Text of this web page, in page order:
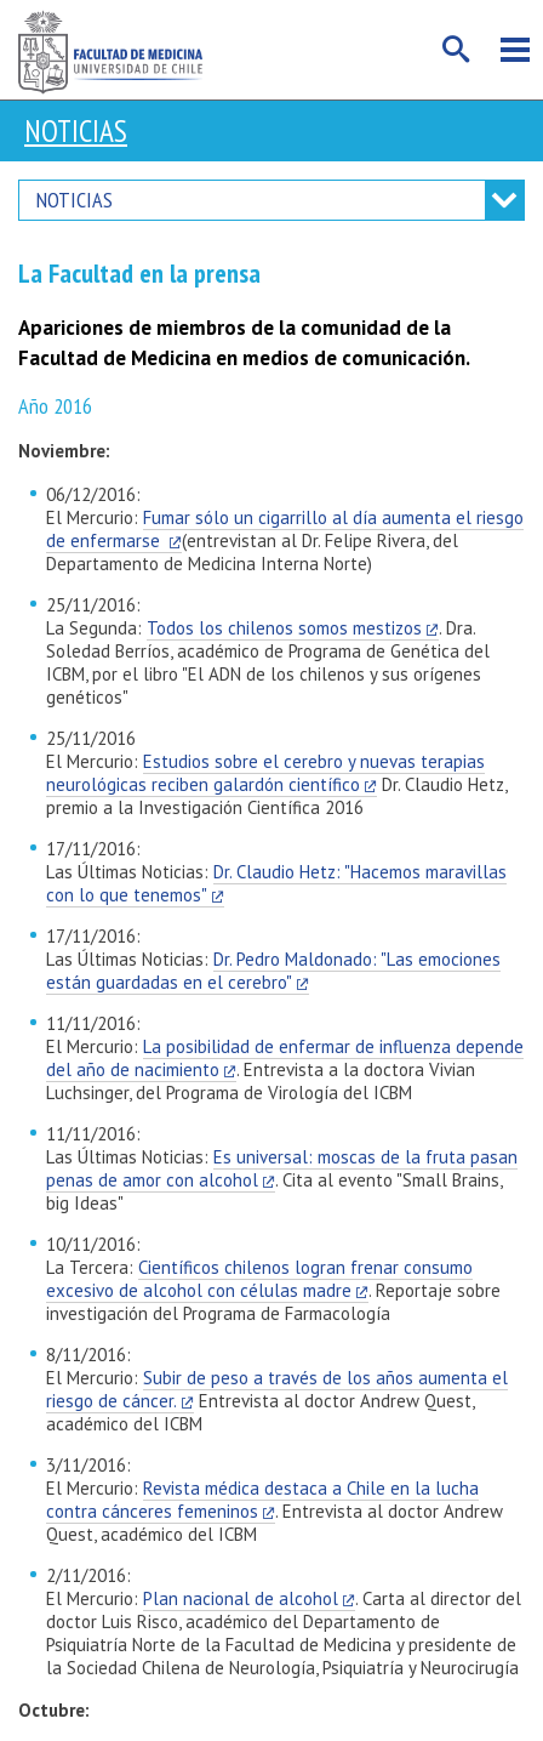
NOTICIAS
NOTICIAS
La Facultad en la prensa
Apariciones de miembros de la comunidad de la
Facultad de Medicina en medios de comunicación.
Año 2016
Noviembre:
06/12/2016:
El Mercurio: Fumar sólo un cigarrillo al día aumenta el riesgo
de enfermarse
(entrevistan al Dr. Felipe Rivera, del
Departamento de Medicina Interna Norte)
25/11/2016:
La Segunda: Todos los chilenos somos mestizos
. Dra.
Soledad Berríos, académico de Programa de Genética del
ICBM, por el libro "El ADN de los chilenos y sus orígenes
genéticos"
25/11/2016
El Mercurio: Estudios sobre el cerebro y nuevas terapias
neurológicas reciben galardón científico
Dr. Claudio Hetz,
premio a la Investigación Científica 2016
17/11/2016:
Las Últimas Noticias: Dr. Claudio Hetz: "Hacemos maravillas
con lo que tenemos"
17/11/2016:
Las Últimas Noticias: Dr. Pedro Maldonado: "Las emociones
están guardadas en el cerebro"
11/11/2016:
El Mercurio: La posibilidad de enfermar de influenza depende
del año de nacimiento
. Entrevista a la doctora Vivian
Luchsinger, del Programa de Virología del ICBM
11/11/2016:
Las Últimas Noticias: Es universal: moscas de la fruta pasan
penas de amor con alcohol
. Cita al evento "Small Brains,
big Ideas"
10/11/2016:
La Tercera: Científicos chilenos logran frenar consumo
excesivo de alcohol con células madre
. Reportaje sobre
investigación del Programa de Farmacología
8/11/2016:
El Mercurio: Subir de peso a través de los años aumenta el
riesgo de cáncer.
Entrevista al doctor Andrew Quest,
académico del ICBM
3/11/2016:
El Mercurio: Revista médica destaca a Chile en la lucha
contra cánceres femeninos
. Entrevista al doctor Andrew
Quest, académico del ICBM
2/11/2016:
El Mercurio: Plan nacional de alcohol
. Carta al director del
doctor Luis Risco, académico del Departamento de
Psiquiatría Norte de la Facultad de Medicina y presidente de
la Sociedad Chilena de Neurología, Psiquiatría y Neurocirugía
Octubre: